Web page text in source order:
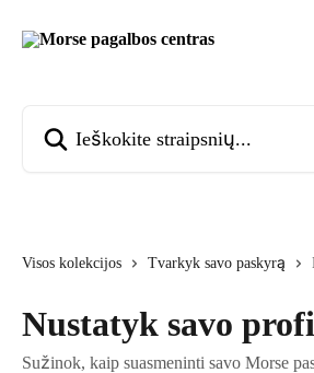
Visos kolekcijos Tvarkyk savo paskyrą
Nustatyk savo
Sužinok, kaip suasmeninti savo Morse